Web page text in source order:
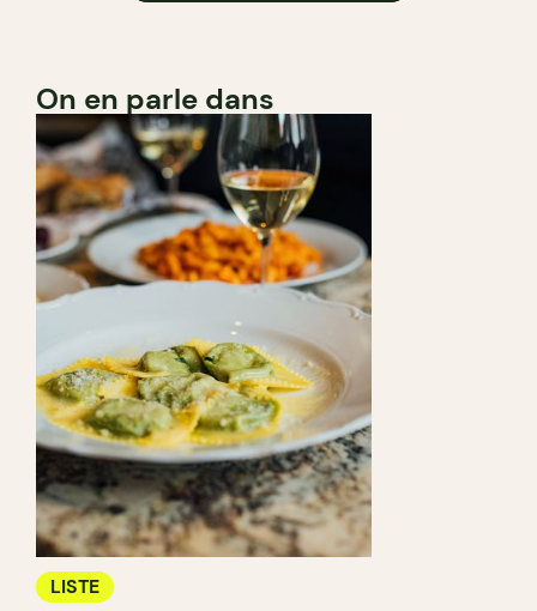
On en parle dans
LISTE